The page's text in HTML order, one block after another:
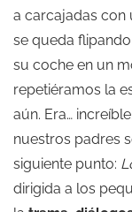
a carcajadas con
se queda
su coche en un
repetiéramos la
aún. Era…
nuestros padres
siguiente punto:
dirigida a los